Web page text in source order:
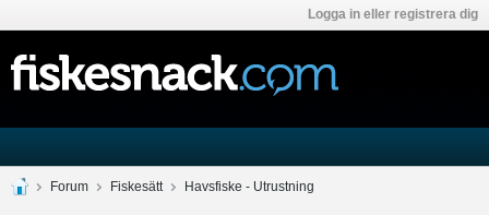
Logga in eller registrera dig
Forum Fiskesätt Havsfiske - Utrustning